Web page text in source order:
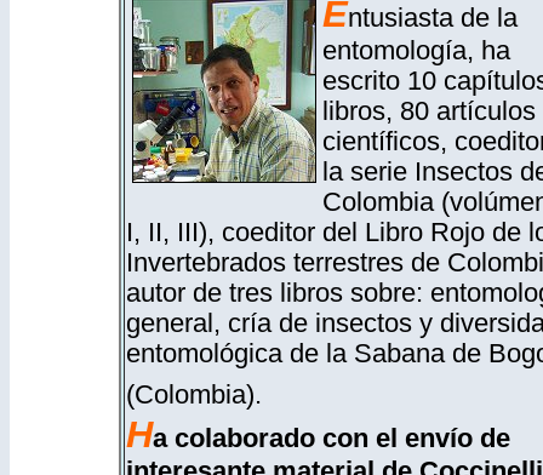
Entusiasta de la
entomología, ha
escrito 10
libros, 80 artículos
científicos,
la serie Insectos
Colombia
I, II, III), coeditor del Libro Rojo de
Invertebrados terrestres de
autor de tres libros sobre:
general, cría de insectos y
entomológica de la Sabana de
(Colombia).
Ha colaborado con el envío de